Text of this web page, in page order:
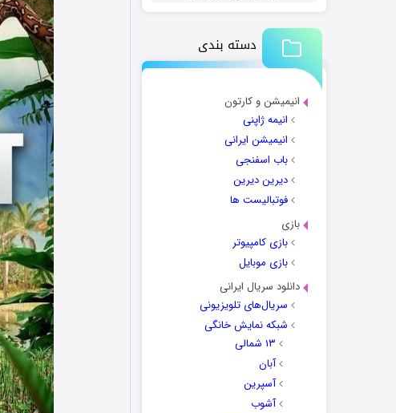
دسته بندی
انیمیشن و کارتون
انیمه ژاپنی
انیمیشن ایرانی
باب اسفنجی
دیرین دیرین
فوتبالیست ها
بازی
بازی کامپیوتر
بازی موبایل
دانلود سریال ایرانی
سریال‌های تلویزیونی
شبکه نمایش خانگی
۱۳ شمالی
آبان
آسپرین
آشوب